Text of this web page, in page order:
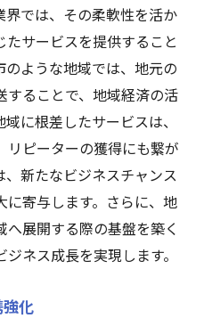
では、その柔軟性を活か
サービスを提供すること
ような地域では、地元の
することで、地域経済の活
に根差したサービスは、
ピーターの獲得にも繋が
、新たなビジネスチャンス
寄与します。さらに、地
展開する際の基盤を築く
ネス成長を実現します。
化